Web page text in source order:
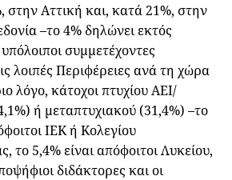
στην Αττική και, κατά 21%, στην
–το 4% δηλώνει εκτός
συμμετέχοντες
λοιπές Περιφέρειες ανά τη χώρα
λόγο, κάτοχοι πτυχίου ΑΕΙ/
ή μεταπτυχιακού (31,4%) –το
ΙΕΚ ή Κολεγίου
το 5,4% είναι απόφοιτοι Λυκείου,
διδάκτορες και οι